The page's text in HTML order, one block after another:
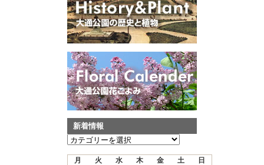
新着情報
新
月 火 水 木 金 土 日